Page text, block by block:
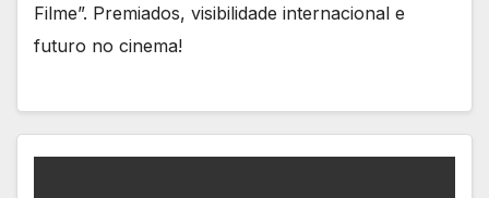
Filme”. Premiados, visibilidade internacional e
futuro no cinema!